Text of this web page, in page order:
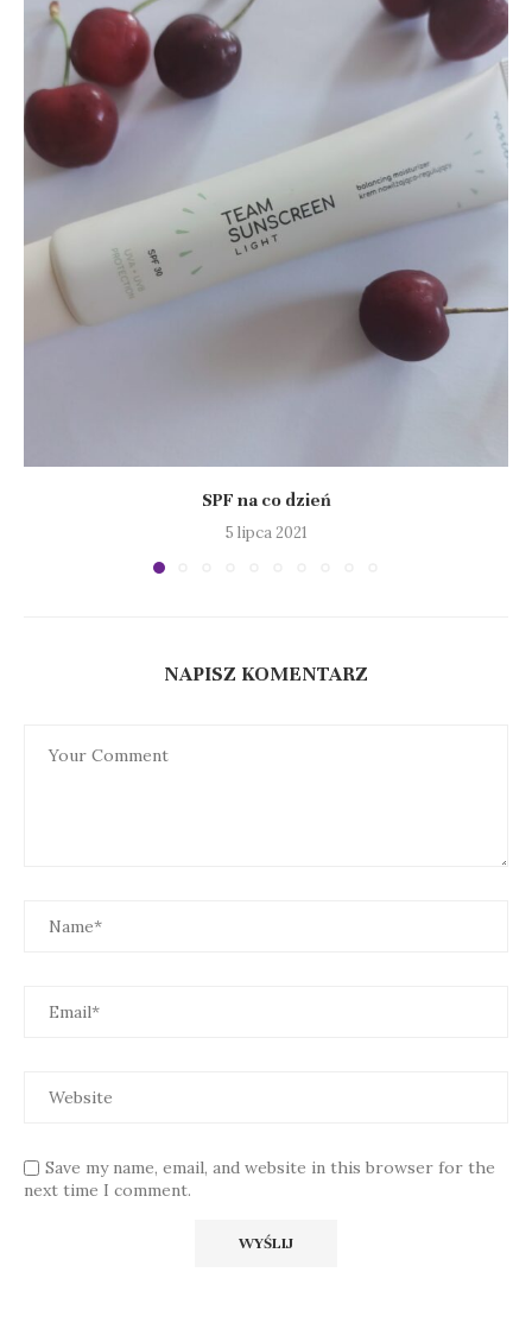
SPF na co dzień
5 lipca 2021
NAPISZ KOMENTARZ
Save my name, email, and website in this browser for the
next time I comment.